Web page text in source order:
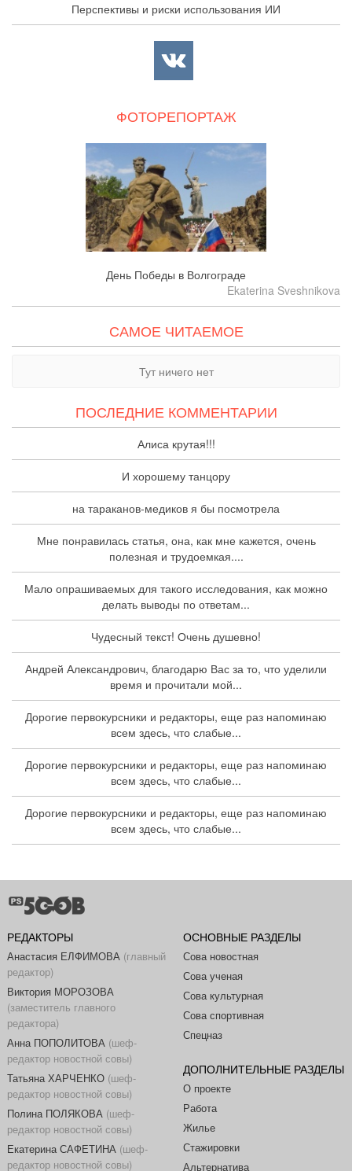
Перспективы и риски использования ИИ
ФОТОРЕПОРТАЖ
День Победы в Волгограде
Ekaterina Sveshnikova
САМОЕ ЧИТАЕМОЕ
Тут ничего нет
ПОСЛЕДНИЕ КОММЕНТАРИИ
Алиса крутая!!!
И хорошему танцору
на тараканов-медиков я бы посмотрела
Мне понравилась статья, она, как мне кажется, очень
полезная и трудоемкая....
Мало опрашиваемых для такого исследования, как можно
делать выводы по ответам...
Чудесный текст! Очень душевно!
Андрей Александрович, благодарю Вас за то, что уделили
время и прочитали мой...
Дорогие первокурсники и редакторы, еще раз напоминаю
всем здесь, что слабые...
Дорогие первокурсники и редакторы, еще раз напоминаю
всем здесь, что слабые...
Дорогие первокурсники и редакторы, еще раз напоминаю
всем здесь, что слабые...
РЕДАКТОРЫ
Анастасия ЕЛФИМОВА(главный
редактор)
Виктория МОРОЗОВА
(заместитель главного
редактора)
Анна ПОПОЛИТОВА(шеф-
редактор новостной совы)
Татьяна ХАРЧЕНКО(шеф-
редактор новостной совы)
Полина ПОЛЯКОВА(шеф-
редактор новостной совы)
Екатерина САФЕТИНА(шеф-
редактор новостной совы)
ОСНОВНЫЕ РАЗДЕЛЫ
Сова новостная
Сова ученая
Сова культурная
Сова спортивная
Спецназ
ДОПОЛНИТЕЛЬНЫЕ РАЗДЕЛЫ
О проекте
Работа
Жилье
Стажировки
Альтернатива